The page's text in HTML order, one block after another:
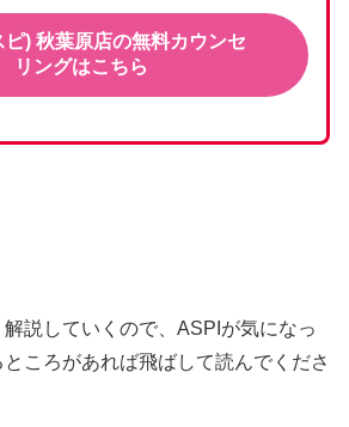
ピ) 秋葉原店の無料カウンセ
リングはこちら
説していくので、ASPIが気になっ
ころがあれば飛ばして読んでくださ